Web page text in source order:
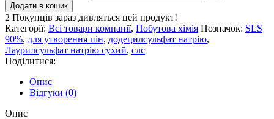
Додати в кошик
2 Покупців зараз дивляться цей продукт!
Категорії: Всі товари компанії, Побутова хімія Позначок: SLS
90%, для утворення пін, додецилсульфат натрію,
Лаурилсульфат натрію сухий, слс
Поділитися:
Опис
Відгуки (0)
Опис